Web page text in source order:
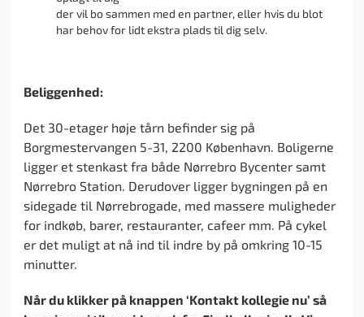
der vil bo sammen med en partner, eller hvis du blot
har behov for lidt ekstra plads til dig selv.
Beliggenhed:
Det 30-etager høje tårn befinder sig på
Borgmestervangen 5-31, 2200 København. Boligerne
ligger et stenkast fra både Nørrebro Bycenter samt
Nørrebro Station. Derudover ligger bygningen på en
sidegade til Nørrebrogade, med massere muligheder
for indkøb, barer, restauranter, cafeer mm. På cykel
er det muligt at nå ind til indre by på omkring 10-15
minutter.
Når du klikker på knappen ‘Kontakt kollegie nu’ så